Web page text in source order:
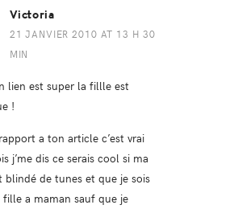
Victoria
21 JANVIER 2010 AT 13 H 30
MIN
lien est super la fillle est
!
a ton article c’est vrai
j’me dis ce serais cool si ma
blindé de tunes et que je sois
a maman sauf que je